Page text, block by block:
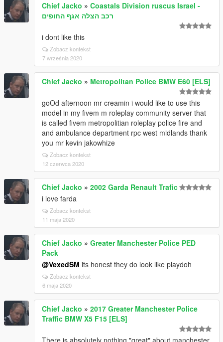
Chief Jacko » Coastals Division ruscus Israel -
רכב הצלה אגף החופים
i dont like this
Zobacz kontekst
7 września 2020
Chief Jacko » Metropolitan Police BMW E60 [ELS]
goOd afternoon mr creamin i would like to use this
model in my fivem m roleplay community server that
is called fivem metropolitian roleplay police fire and
and ambulance department rpc west midlands thank
you mr kevin jakowhize
Zobacz kontekst
12 czerwca 2020
Chief Jacko » 2002 Garda Renault Trafic
i love farda
Zobacz kontekst
11 maja 2020
Chief Jacko » Greater Manchester Police PED
Pack
@VexedSM its honest they do look like playdoh
Zobacz kontekst
6 maja 2020
Chief Jacko » 2017 Greater Manchester Police
Traffic BMW X5 F15 [ELS]
There is absolutely nothing "great" about manchester